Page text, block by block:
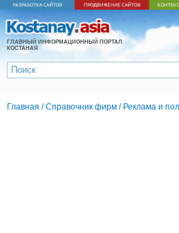
ГЛАВНЫЙ ИНФОРМАЦИОННЫЙ ПОРТАЛ
КОСТАНАЯ
Главная /Справочник фирм / Реклама и